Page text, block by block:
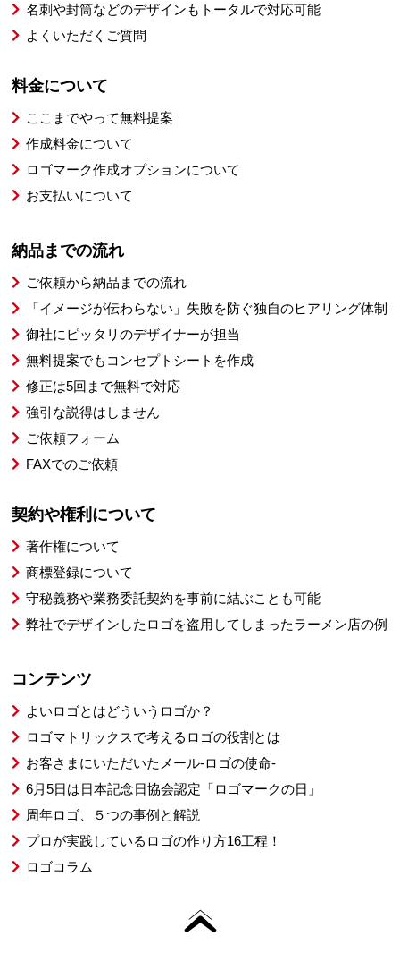
名刺や封筒などのデザインもトータルで対応可能
よくいただくご質問
料金について
ここまでやって無料提案
作成料金について
ロゴマーク作成オプションについて
お支払いについて
納品までの流れ
ご依頼から納品までの流れ
「イメージが伝わらない」失敗を防ぐ独自のヒアリング体制
御社にピッタリのデザイナーが担当
無料提案でもコンセプトシートを作成
修正は5回まで無料で対応
強引な説得はしません
ご依頼フォーム
FAXでのご依頼
契約や権利について
著作権について
商標登録について
守秘義務や業務委託契約を事前に結ぶことも可能
弊社でデザインしたロゴを盗用してしまったラーメン店の例
コンテンツ
よいロゴとはどういうロゴか？
ロゴマトリックスで考えるロゴの役割とは
お客さまにいただいたメール-ロゴの使命-
6月5日は日本記念日協会認定「ロゴマークの日」
周年ロゴ、５つの事例と解説
プロが実践しているロゴの作り方16工程！
ロゴコラム